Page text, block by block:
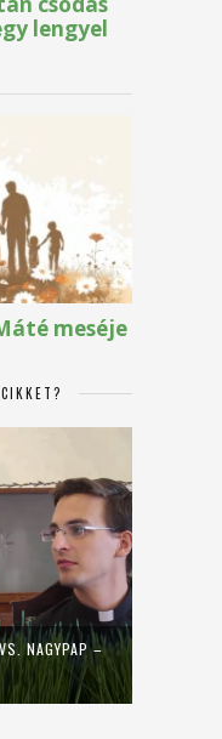
NAGYPAP –